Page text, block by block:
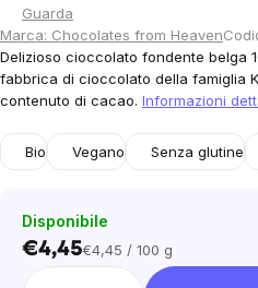
Guarda
Marca: Chocolates from Heaven
Delizioso cioccolato fondente belga
fabbrica di cioccolato della famiglia
contenuto di cacao. Informazioni
Bio Vegano Senza glutine
Disponibile
€4,45Prezzo
€4,45 / 100 g